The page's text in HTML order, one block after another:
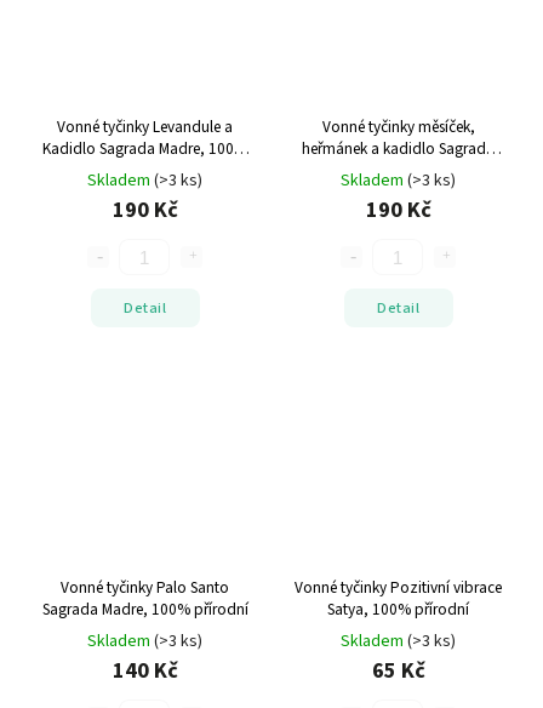
Vonné tyčinky Levandule a
Kadidlo Sagrada Madre, 100%
přírodní
Skladem (>3 ks)
190 Kč
Detail
Vonné tyčinky měsíček,
heřmánek a kadidlo Sagrada
Madre, 100% přírodní
Skladem (>3 ks)
190 Kč
Detail
Vonné tyčinky Palo Santo
Sagrada Madre, 100% přírodní
Skladem (>3 ks)
140 Kč
Vonné tyčinky Pozitivní vibrace
Satya, 100% přírodní
Skladem (>3 ks)
65 Kč